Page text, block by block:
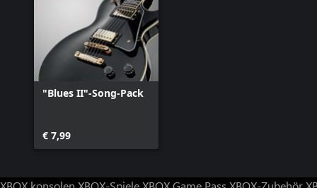
"Blues II"-Song-Pack
€ 7,99